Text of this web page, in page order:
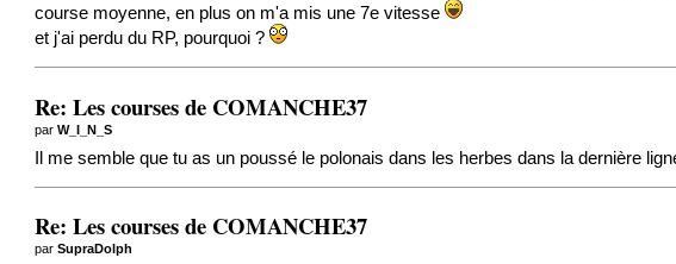
course moyenne, en plus on m'a mis une 7e vitesse
et j'ai perdu du RP, pourquoi ?
Re: Les courses de COMANCHE37
parW_I_N_S
Il me semble que tu as un poussé le polonais dans les herbes dans la dernière
Re: Les courses de COMANCHE37
parSupraDolph